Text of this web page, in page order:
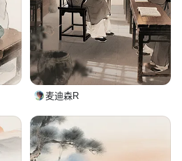
麦迪森R